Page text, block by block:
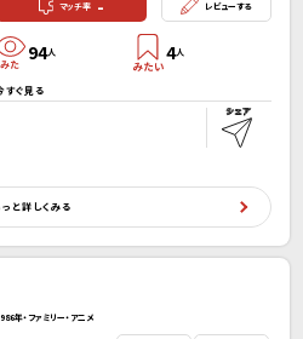
マッチ率 - レビューする
94人 4人
すぐ見る
と詳しくみる
年・ファミリー・アニメ